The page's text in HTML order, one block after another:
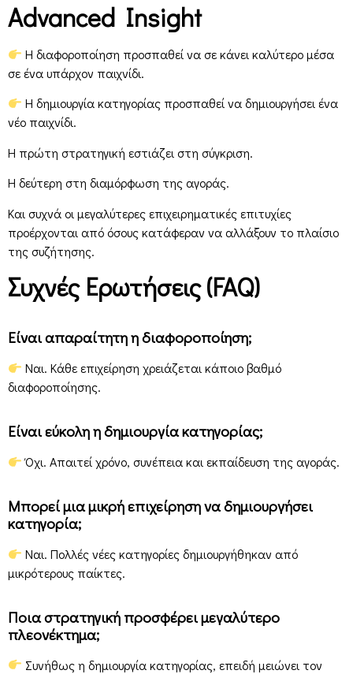
Advanced Insight
Η διαφοροποίηση προσπαθεί να σε κάνει καλύτερο μέσα
σε ένα υπάρχον παιχνίδι.
Η δημιουργία κατηγορίας προσπαθεί να δημιουργήσει ένα
νέο παιχνίδι.
Η πρώτη στρατηγική εστιάζει στη σύγκριση.
Η δεύτερη στη διαμόρφωση της αγοράς.
Και συχνά οι μεγαλύτερες επιχειρηματικές επιτυχίες
προέρχονται από όσους κατάφεραν να αλλάξουν το πλαίσιο
της συζήτησης.
Συχνές Ερωτήσεις (FAQ)
Είναι απαραίτητη η διαφοροποίηση;
Ναι. Κάθε επιχείρηση χρειάζεται κάποιο βαθμό
διαφοροποίησης.
Είναι εύκολη η δημιουργία κατηγορίας;
Όχι. Απαιτεί χρόνο, συνέπεια και εκπαίδευση της αγοράς.
Μπορεί μια μικρή επιχείρηση να δημιουργήσει
κατηγορία;
Ναι. Πολλές νέες κατηγορίες δημιουργήθηκαν από
μικρότερους παίκτες.
Ποια στρατηγική προσφέρει μεγαλύτερο
πλεονέκτημα;
Συνήθως η δημιουργία κατηγορίας, επειδή μειώνει τον